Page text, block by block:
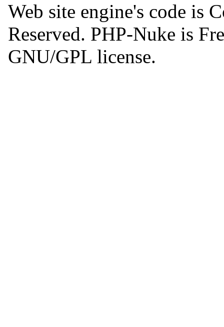
Web site engine's code is
Reserved. PHP-Nuke is
GNU/GPL license.